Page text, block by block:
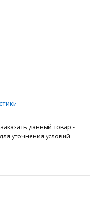
данный товар -
уточнения условий